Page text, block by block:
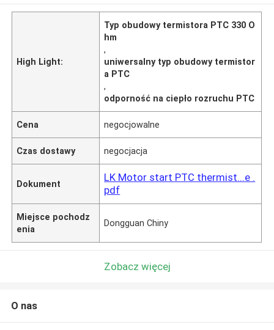
High Light:
Typ obudowy termistora PTC 330 O
hm
,
uniwersalny typ obudowy termistor
a PTC
,
odporność na ciepło rozruchu PTC
Cena negocjowalne
Czas dostawy negocjacja
Dokument
LK Motor start PTC thermist...e .
pdf
Miejsce pochodz
enia
Dongguan Chiny
Zobacz więcej
O nas